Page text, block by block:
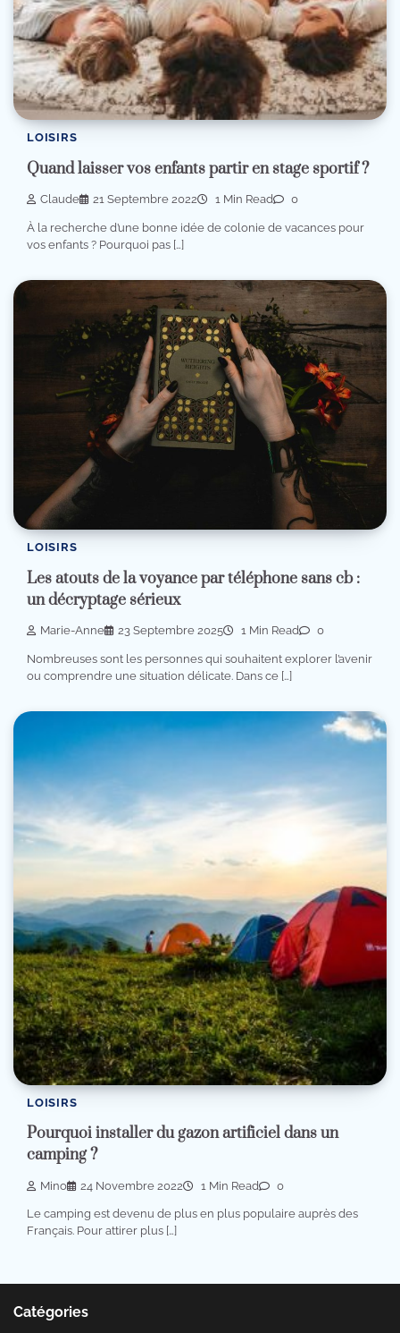
LOISIRS
Quand laisser vos enfants partir en stage sportif ?
Claude 21 Septembre 2022 1 Min Read 0
À la recherche d’une bonne idée de colonie de vacances pour
vos enfants ? Pourquoi pas […]
LOISIRS
Les atouts de la voyance par téléphone sans cb :
un décryptage sérieux
Marie-Anne 23 Septembre 2025 1 Min Read 0
Nombreuses sont les personnes qui souhaitent explorer l’avenir
ou comprendre une situation délicate. Dans ce […]
LOISIRS
Pourquoi installer du gazon artificiel dans un
camping ?
Mino 24 Novembre 2022 1 Min Read 0
Le camping est devenu de plus en plus populaire auprès des
Français. Pour attirer plus […]
Catégories